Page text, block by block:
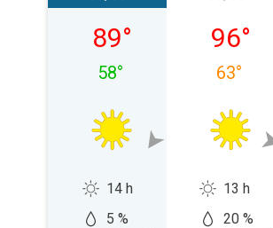
viernes, 07/08
89°
58°
14 h
5 %
96°
63°
13 h
20 %